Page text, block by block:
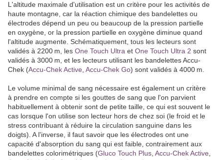
L'altitude maximale d'utilisation est un critère pour les activités de
haute montagne, car la réaction chimique des bandelettes ou
électrodes dépend un peu ou beaucoup de la pression partielle
en oxygène, or la pression partielle en oxygène diminue quand
l'altitude augmente. Schématiquement, tous les lecteurs sont
validés à 2200 m, les One Touch Ultra et One Touch Ultra 2 sont
validés à 3000 m, et les lecteurs utilisant les bandelettes Accu-
Chek (Accu-Chek Active Accu-Chek Go) sont validés à 4000 m.
Le volume minimal de sang nécessaire est également un critère
à prendre en compte si les gouttes de sang que l'on parvient
habituellement à obtenir sont de petite taille, ce qui est souvent le
cas lorsque l'on utilise son lecteur hors de chez soi (le froid et le
stress contribuant à réduire la circulation sanguine dans les
doigts). A l'inverse, il faut savoir que les électrodes ont une
capacité d'absorption du sang qui est faible, contrairement aux
bandelettes colorimétriques (Gluco Touch Plus Accu-Chek Active